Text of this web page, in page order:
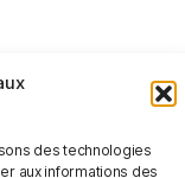
des technologies
aux informations des